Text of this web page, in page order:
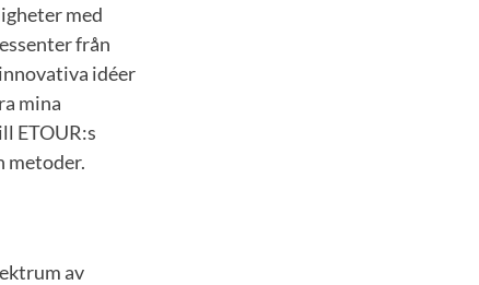
med
från
idéer
mina
ETOUR:s
metoder.
av